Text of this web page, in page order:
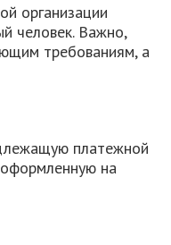
организации
человек. Важно,
требованиям, а
платежной
на